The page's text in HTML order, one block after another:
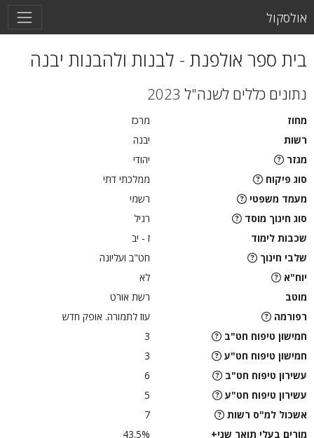
אולסקול
בית ספר אולפנת - לבנות ולהבנות יבנה
נתונים כללים לשנה"ל 2023
מחוז
מרכז
רשות
יבנה
מגזר
יהודי
סוג פיקוח
ממלכתי דתי
מעמד משפטי
רשמי
סוג חינוך מוסד
רגיל
שכבות לימוד
ז - יב
שלבי חינוך
חט"ב ועליונה
יוח"א
לא
מוטב
רשת אורט
רפורמה
עוז לתמורה. אופק חדש
חמישון טיפוח חט"ב
3
חמישון טיפוח חט"ע
3
עשירון טיפוח חט"ב
6
עשירון טיפוח חט"ע
5
אשכול למ"ס רשות
7
מורים בעלי תואר שני+
43.5%